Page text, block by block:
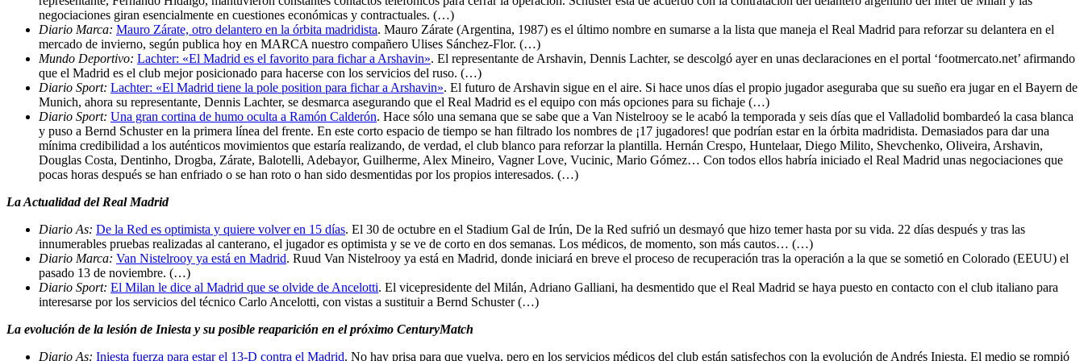
negociaciones giran esencialmente en cuestiones económicas y contractuales. (…)
Diario Marca: Mauro Zárate, otro delantero en la órbita madridista. Mauro Zárate (Argentina, 1987) es el último nombre en sumarse a la lista que maneja el Real Madrid para reforzar su delantera en el
mercado de invierno, según publica hoy en MARCA nuestro compañero Ulises Sánchez-Flor. (…)
Mundo Deportivo: Lachter: «El Madrid es el favorito para fichar a Arshavin». El representante de Arshavin, Dennis Lachter, se descolgó ayer en unas declaraciones en el portal ‘footmercato.net’ afirmando
que el Madrid es el club mejor posicionado para hacerse con los servicios del ruso. (…)
Diario Sport: Lachter: «El Madrid tiene la pole position para fichar a Arshavin». El futuro de Arshavin sigue en el aire. Si hace unos días el propio jugador aseguraba que su sueño era jugar en el Bayern de
Munich, ahora su representante, Dennis Lachter, se desmarca asegurando que el Real Madrid es el equipo con más opciones para su fichaje (…)
Diario Sport: Una gran cortina de humo oculta a Ramón Calderón. Hace sólo una semana que se sabe que a Van Nistelrooy se le acabó la temporada y seis días que el Valladolid bombardeó la casa blanca
y puso a Bernd Schuster en la primera línea del frente. En este corto espacio de tiempo se han filtrado los nombres de ¡17 jugadores! que podrían estar en la órbita madridista. Demasiados para dar una
mínima credibilidad a los auténticos movimientos que estaría realizando, de verdad, el club blanco para reforzar la plantilla. Hernán Crespo, Huntelaar, Diego Milito, Shevchenko, Oliveira, Arshavin,
Douglas Costa, Dentinho, Drogba, Zárate, Balotelli, Adebayor, Guilherme, Alex Mineiro, Vagner Love, Vucinic, Mario Gómez… Con todos ellos habría iniciado el Real Madrid unas negociaciones que
pocas horas después se han enfriado o se han roto o han sido desmentidas por los propios interesados. (…)
La Actualidad del Real Madrid
Diario As: De la Red es optimista y quiere volver en 15 días. El 30 de octubre en el Stadium Gal de Irún, De la Red sufrió un desmayó que hizo temer hasta por su vida. 22 días después y tras las
innumerables pruebas realizadas al canterano, el jugador es optimista y se ve de corto en dos semanas. Los médicos, de momento, son más cautos… (…)
Diario Marca: Van Nistelrooy ya está en Madrid. Ruud Van Nistelrooy ya está en Madrid, donde iniciará en breve el proceso de recuperación tras la operación a la que se sometió en Colorado (EEUU) el
pasado 13 de noviembre. (…)
Diario Sport: El Milan le dice al Madrid que se olvide de Ancelotti. El vicepresidente del Milán, Adriano Galliani, ha desmentido que el Real Madrid se haya puesto en contacto con el club italiano para
interesarse por los servicios del técnico Carlo Ancelotti, con vistas a sustituir a Bernd Schuster (…)
La evolución de la lesión de Iniesta y su posible reaparición en el próximo CenturyMatch
Diario As: Iniesta fuerza para estar el 13-D contra el Madrid. No hay prisa para que vuelva, pero en los servicios médicos del club están satisfechos con la evolución de Andrés Iniesta. El medio se rompió